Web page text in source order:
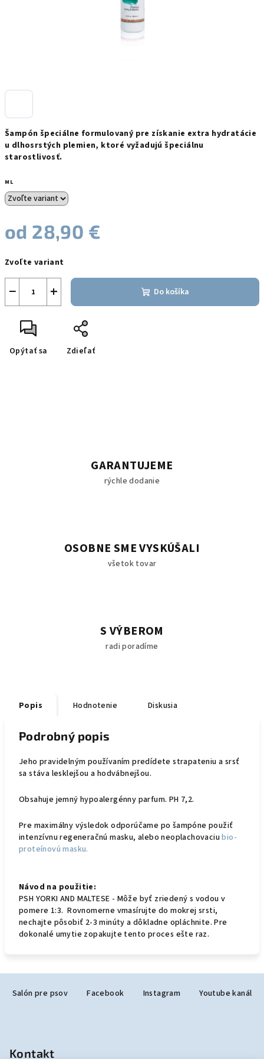
Šampón špeciálne formulovaný pre získanie extra hydratácie
u dlhosrstých plemien, ktoré vyžadujú špeciálnu
starostlivosť.
ML
od 28,90 €
cena:
Zvoľte variant
+
− Do košíka
Opýtať sa Zdieľať
GARANTUJEME
rýchle dodanie
OSOBNE SME VYSKÚŠALI
všetok tovar
S VÝBEROM
radi poradíme
Popis Hodnotenie Diskusia
Podrobný popis
Jeho pravidelným používaním predídete strapateniu a srsť
sa stáva lesklejšou a hodvábnejšou.
Obsahuje jemný hypoalergénny parfum. PH 7,2.
Pre maximálny výsledok odporúčame po šampóne použiť
intenzívnu regeneračnú masku, alebo neoplachovaciubio-
proteínovú masku.
Návod na použitie:
PSH YORKI AND MALTESE - Môže byť zriedený s vodou v
pomere 1:3. Rovnomerne vmasírujte do mokrej srsti,
nechajte pôsobiť 2-3 minúty a dôkladne opláchnite. Pre
dokonalé umytie zopakujte tento proces ešte raz.
Salón pre psov Facebook Instagram Youtube kanál
Kontakt